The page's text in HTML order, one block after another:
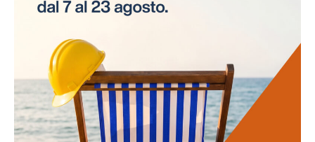
necessità di interruzioni per gli esami. Questo
approccio innovativo non solo risparmia tempo alle